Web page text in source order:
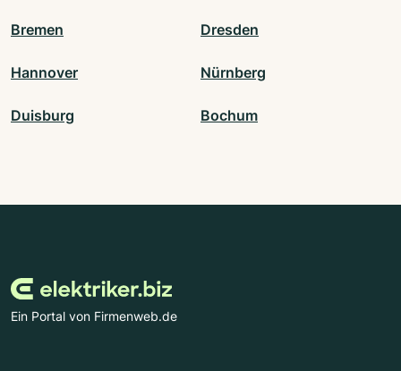
Bremen Dresden
Hannover Nürnberg
Duisburg Bochum
Ein Portal von Firmenweb.de